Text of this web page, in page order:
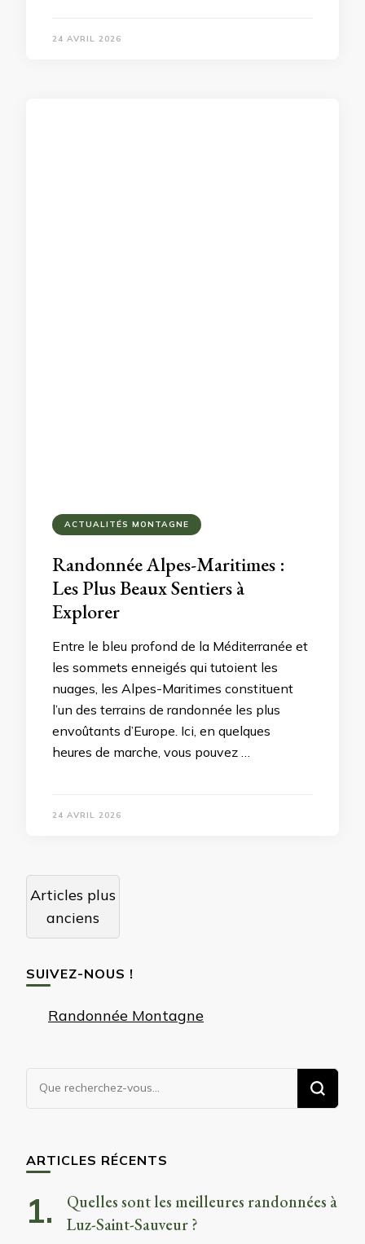
24 AVRIL 2026
ACTUALITÉS MONTAGNE
Randonnée Alpes-Maritimes :
Les Plus Beaux Sentiers à
Explorer
Entre le bleu profond de la Méditerranée et
les sommets enneigés qui tutoient les
nuages, les Alpes-Maritimes constituent
l’un des terrains de randonnée les plus
envoûtants d’Europe. Ici, en quelques
heures de marche, vous pouvez …
24 AVRIL 2026
Navigation
des
articles
Articles plus
anciens
SUIVEZ-NOUS !
Randonnée Montagne
Vous
recherchiez
ARTICLES RÉCENTS
Quelles sont les meilleures randonnées à
Luz-Saint-Sauveur ?